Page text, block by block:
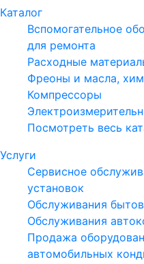
Каталог
Вспомогательное
для ремонта
Расходные
Фреоны и масла,
Компрессоры
Посмотреть весь
Услуги
Сервисное
установок
Обслуживания
Обслуживания
Продажа
автомобильных